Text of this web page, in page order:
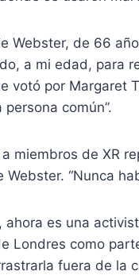
Webster, de 66
a mi edad, para
votó por Margaret
común”.
miembros de XR
Webster. “Nunca
ahora es una
Londres como
fuera de la